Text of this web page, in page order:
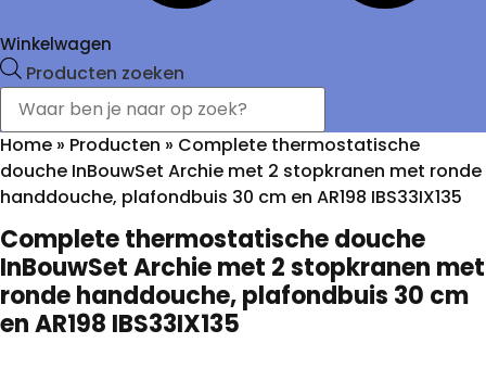
Winkelwagen
Producten zoeken
Home » Producten » Complete thermostatische
douche InBouwSet Archie met 2 stopkranen met ronde
handdouche, plafondbuis 30 cm en AR198 IBS33IX135
Complete thermostatische douche
InBouwSet Archie met 2 stopkranen met
ronde handdouche, plafondbuis 30 cm
en AR198 IBS33IX135